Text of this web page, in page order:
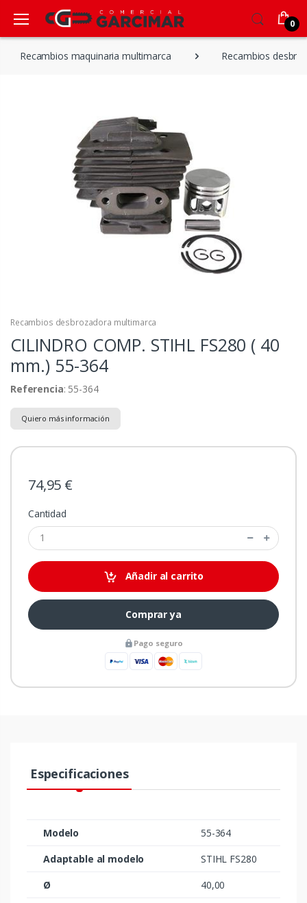
0
Recambios maquinaria multimarca Recambios
Recambios desbrozadora multimarca
CILINDRO COMP. STIHL FS280 ( 40
mm.) 55-364
Referencia: 55-364
Quiero más información
74,95 €
Cantidad
Añadir al carrito
Comprar ya
Pago seguro
Especificaciones
Modelo
55-364
Adaptable al modelo
STIHL FS280
Ø
40,00